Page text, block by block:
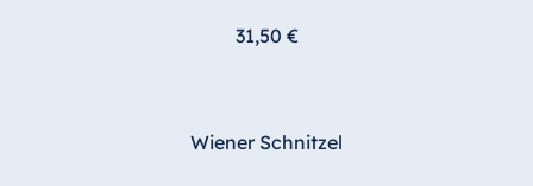
31,50 €
Wiener Schnitzel